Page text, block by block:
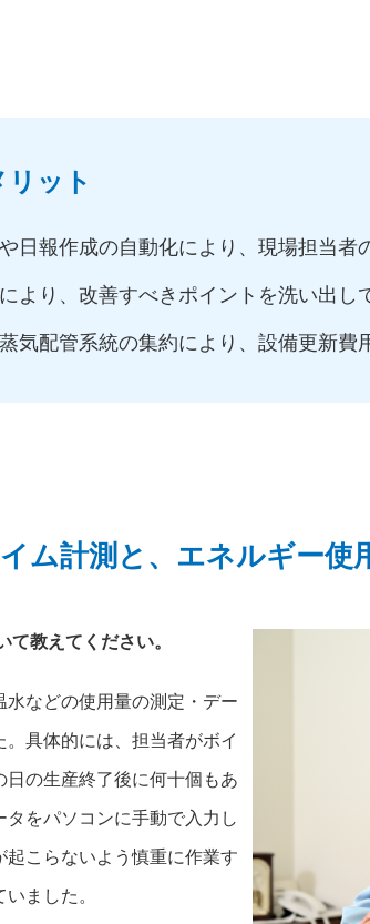
ット
日報作成の自動化により、現場担当者
より、改善すべきポイントを洗い出し
気配管系統の集約により、設備更新費
ム計測と、エネルギー使
教えてください。
などの使用量の測定・デー
具体的には、担当者がボイ
の生産終了後に何十個もあ
をパソコンに手動で入力し
こらないよう慎重に作業す
ました。